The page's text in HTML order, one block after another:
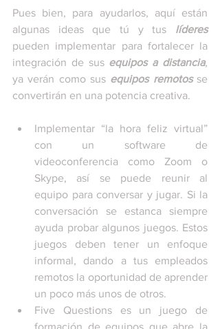
Pues bien, para ayudarlos, aquí están
algunas ideas que tú y tus líderes
pueden implementar para fortalecer la
integración de sus equipos a distancia,
ya verán como sus equipos remotos se
convertirán en una potencia creativa.
Implementar “la hora feliz virtual”
con un software de
videoconferencia como Zoom o
Skype, así se puede reunir al
equipo para conversar y jugar. Si la
conversación se estanca siempre
ayuda probar algunos juegos. Estos
juegos deben tener un enfoque
informal, dando a tus empleados
remotos la oportunidad de aprender
un poco más unos de otros.
Five Questions es un juego de
formación de equipos que abre la